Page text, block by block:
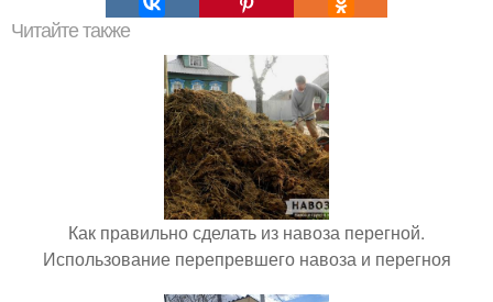
Читайте также
Как правильно сделать из навоза перегной.
Использование перепревшего навоза и перегноя